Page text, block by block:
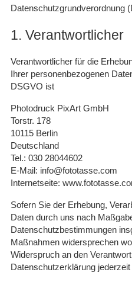
Datenschutzgrundverordnung
1. Verantwortlicher
Verantwortlicher für die
Ihrer personenbezogenen
DSGVO ist
Photodruck PixArt GmbH
Torstr. 178
10115 Berlin
Deutschland
Tel.: 030 28044602
E-Mail: info@fototasse.com
Internetseite:
Sofern Sie der Erhebung,
Daten durch uns nach
Datenschutzbestimmungen
Maßnahmen widersprechen
Widerspruch an den
Datenschutzerklärung